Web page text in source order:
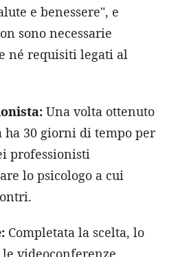
e benessere", e
sono necessarie
né requisiti legati al
Una volta ottenuto
30 giorni di tempo per
professionisti
lo psicologo a cui
Completata la scelta, lo
videoconferenze